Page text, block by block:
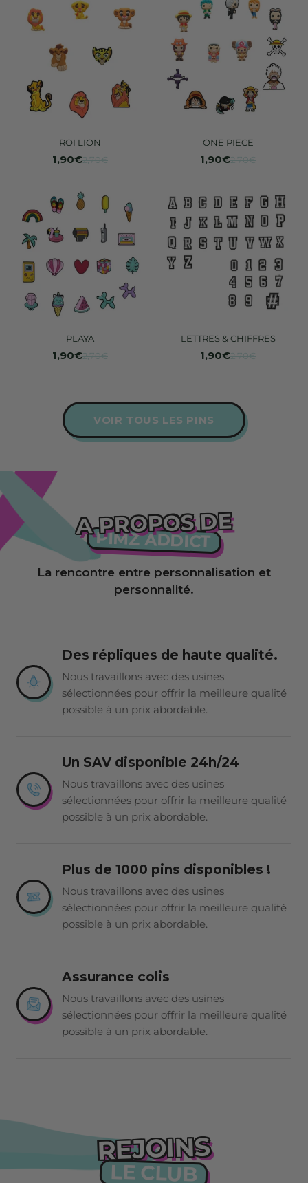
ROI LION
1,90€2,70€
ONE PIECE
1,90€2,70€
PLAYA
1,90€2,70€
LETTRES & CHIFFRES
1,90€2,70€
VOIR TOUS LES PINS
A PROPOS DE
PIMZ ADDICT
La rencontre entre personnalisation et
personnalité.
Des répliques de haute qualité.
Nous travaillons avec des usines
sélectionnées pour offrir la meilleure qualité
possible à un prix abordable.
Un SAV disponible 24h/24
Nous travaillons avec des usines
sélectionnées pour offrir la meilleure qualité
possible à un prix abordable.
Plus de 1000 pins disponibles !
Nous travaillons avec des usines
sélectionnées pour offrir la meilleure qualité
possible à un prix abordable.
Assurance colis
Nous travaillons avec des usines
sélectionnées pour offrir la meilleure qualité
possible à un prix abordable.
REJOINS
LE CLUB